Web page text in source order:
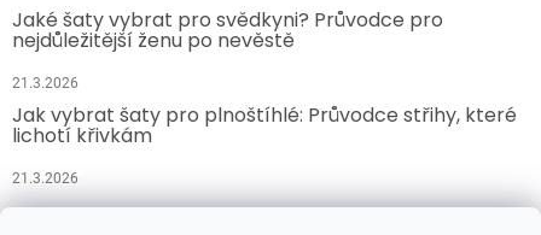
Jaké šaty vybrat pro svědkyni? Průvodce pro
nejdůležitější ženu po nevěstě
21.3.2026
Jak vybrat šaty pro plnoštíhlé: Průvodce střihy, které
lichotí křivkám
21.3.2026